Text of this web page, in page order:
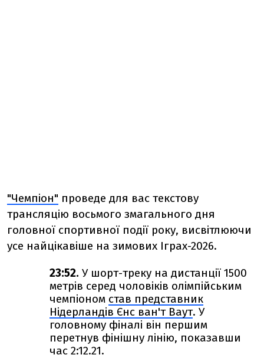
"Чемпіон" проведе для вас текстову
трансляцію восьмого змагального дня
головної спортивної події року, висвітлюючи
усе найцікавіше на зимових Іграх-2026.
23:52. У шорт-треку на дистанції 1500
метрів серед чоловіків олімпійським
чемпіоном став представник
Нідерландів Єнс ван'т Ваут. У
головному фіналі він першим
перетнув фінішну лінію, показавши
час 2:12.21.